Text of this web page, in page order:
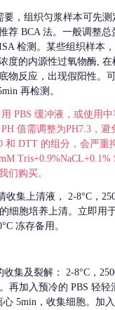
要，组织匀浆样本可先
荐 BCA 法。一般调整总
检测。某些组织样本
度的内源性过氧物酶, 在
物反应，出现假阳性。
再检测。
PBS 缓冲液，或使用
值需调整为PH7.3，避
和 DTT 的组分，会严重
Tris+0.9%NaCL+0.1%
们购买。
收集上清液，
2-8°C，
细胞培养上清。立即用
冻存备用。
集及裂解：
2-8°C，
再加入预冷的 PBS 轻轻
心 5min，收集细胞。加